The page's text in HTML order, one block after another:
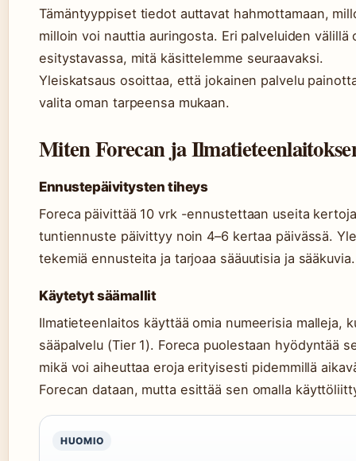
Tämäntyyppiset tiedot auttavat hahmottamaan,
milloin voi nauttia auringosta. Eri palveluiden
esitystavassa, mitä käsittelemme seuraavaksi.
Yleiskatsaus osoittaa, että jokainen palvelu
valita oman tarpeensa mukaan.
Miten Forecan ja
Ennustepäivitysten tiheys
Foreca päivittää 10 vrk -ennustettaan useita
tuntiennuste päivittyy noin 4–6 kertaa päivässä.
tekemiä ennusteita ja tarjoaa sääuutisia ja sääkuvia.
Käytetyt säämallit
Ilmatieteenlaitos käyttää omia numeerisia malleja,
sääpalvelu (Tier 1). Foreca puolestaan hyödyntää
mikä voi aiheuttaa eroja erityisesti pidemmillä
Forecan dataan, mutta esittää sen omalla
HUOMIO